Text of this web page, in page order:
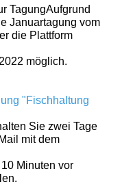
TagungAufgrund
Januartagung vom
die Plattform
möglich.
"Fischhaltung
Sie zwei Tage
mit dem
Minuten vor